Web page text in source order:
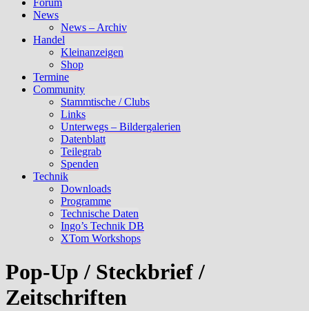
Forum
News
News – Archiv
Handel
Kleinanzeigen
Shop
Termine
Community
Stammtische / Clubs
Links
Unterwegs – Bildergalerien
Datenblatt
Teilegrab
Spenden
Technik
Downloads
Programme
Technische Daten
Ingo’s Technik DB
XTom Workshops
Pop-Up / Steckbrief /
Zeitschriften